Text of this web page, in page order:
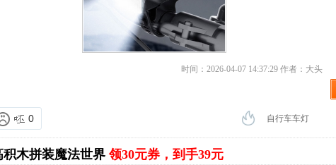
时间：2026-04-07 14:37:29 作者：大头
0 自行车车灯
积木拼装魔法世界领30元券，到手39元